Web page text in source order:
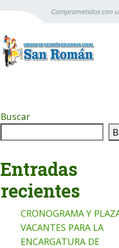
Comprometidos con
Buscar
Entradas
recientes
CRONOGRAMA Y
VACANTES PARA LA
ENCARGATURA DE